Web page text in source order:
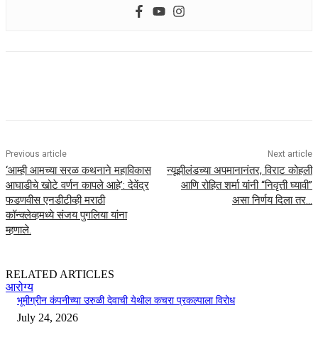
Previous article
‘आम्ही आमच्या सरळ कथनाने महाविकास
आघाडीचे खोटे वर्णन कापले आहे’: देवेंद्र
फडणवीस एनडीटीव्ही मराठी
कॉन्क्लेव्हमध्ये संजय पुगलिया यांना
म्हणाले.
Next article
न्यूझीलंडच्या अपमानानंतर, विराट कोहली
आणि रोहित शर्मा यांनी “निवृत्ती घ्यावी”
असा निर्णय दिला तर…
RELATED ARTICLES
आरोग्य
भूमीग्रीन कंपनीच्या उरुळी देवाची येथील कचरा प्रकल्पाला विरोध
July 24, 2026